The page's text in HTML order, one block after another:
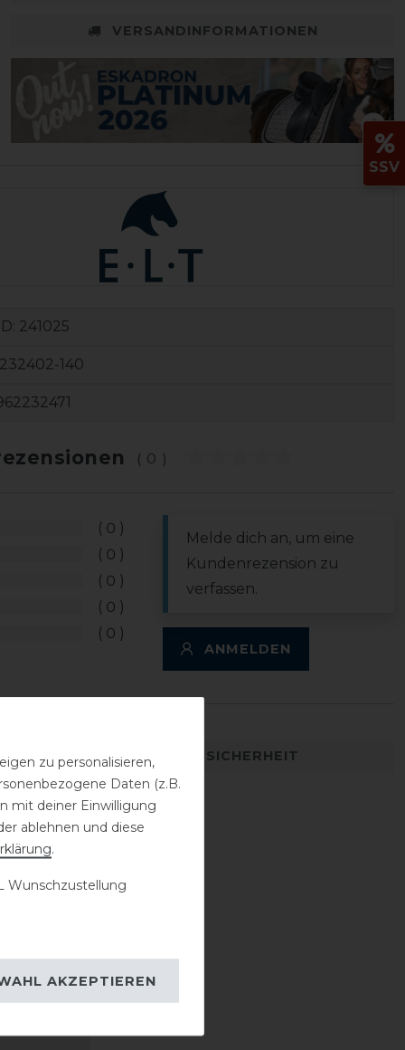
VERSANDINFORMATIONEN
241025
140
(0)
0
0
0
0
0
Melde dich an, um eine
Kundenrezension zu
verfassen.
ANMELDEN
DETAILS ZUR PRODUKTSICHERHEIT
SSV
zu personalisieren,
Daten (z.B.
mit deiner Einwilligung
ablehnen und diese
.
Wunschzustellung
AKZEPTIEREN